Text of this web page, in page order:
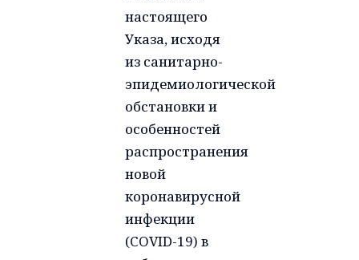
настоящего
Указа, исходя
из санитарно-
эпидемиологической
обстановки и
особенностей
распространения
новой
коронавирусной
инфекции
(COVID-19) в